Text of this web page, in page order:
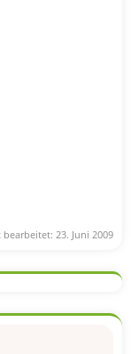
bearbeitet: 23. Juni 2009